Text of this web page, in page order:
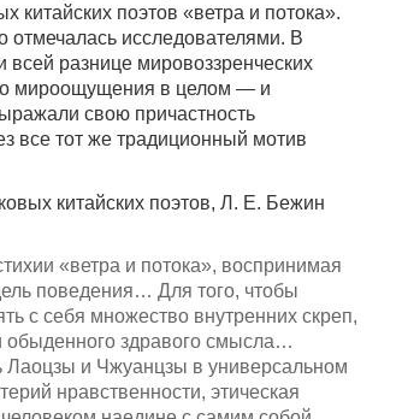
поэтов «ветра и потока».
отмечалась исследователями. В
всей разнице мировоззренческих
мироощущения в целом — и
свою причастность
все тот же традиционный мотив
китайских поэтов, Л. Е. Бежин
«ветра и потока», воспринимая
поведения… Для того, чтобы
с себя множество внутренних скреп,
обыденного здравого смысла…
Лаоцзы и Чжуанцзы в универсальном
нравственности, этическая